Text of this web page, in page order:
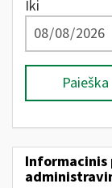
Iki
Paieška
Informacinis